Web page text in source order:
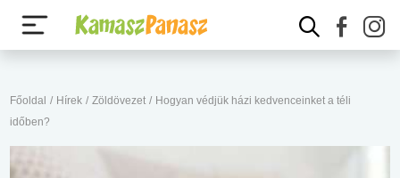
Főoldal / Hírek / Zöldövezet / Hogyan védjük házi kedvenceinket a téli
időben?